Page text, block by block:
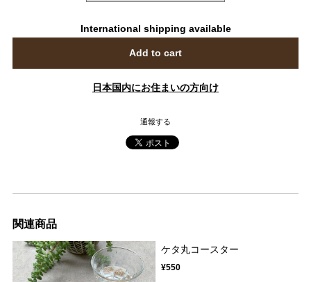
International shipping available
Add to cart
日本国内にお住まいの方向け
通報する
関連商品
ケタ丸コースター
¥550